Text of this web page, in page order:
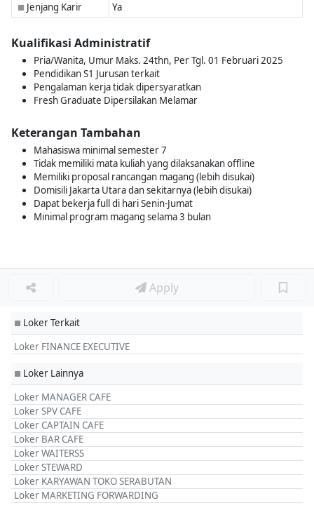
■ Jenjang Karir Ya
Kualifikasi Administratif
Pria/Wanita, Umur Maks. 24thn, Per Tgl. 01 Februari 2025
Pendidikan S1 Jurusan terkait
Pengalaman kerja tidak dipersyaratkan
Fresh Graduate Dipersilakan Melamar
Keterangan Tambahan
Mahasiswa minimal semester 7
Tidak memiliki mata kuliah yang dilaksanakan offline
Memiliki proposal rancangan magang (lebih disukai)
Domisili Jakarta Utara dan sekitarnya (lebih disukai)
Dapat bekerja full di hari Senin-Jumat
Minimal program magang selama 3 bulan
Apply
■ Loker Terkait
Loker FINANCE EXECUTIVE
■ Loker Lainnya
Loker MANAGER CAFE
Loker SPV CAFE
Loker CAPTAIN CAFE
Loker BAR CAFE
Loker WAITERSS
Loker STEWARD
Loker KARYAWAN TOKO SERABUTAN
Loker MARKETING FORWARDING